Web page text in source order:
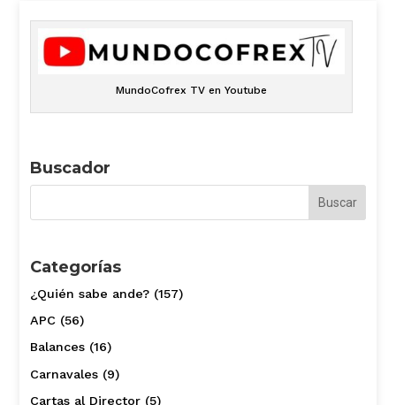
MundoCofrex TV en Youtube
Buscador
Categorías
¿Quién sabe ande?(157)
APC(56)
Balances(16)
Carnavales(9)
Cartas al Director(5)